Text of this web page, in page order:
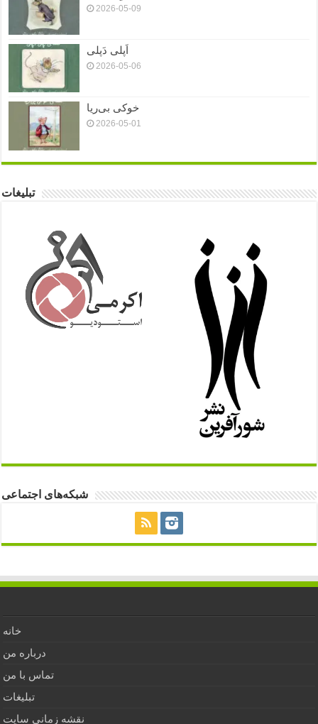
2026-05-09
اَپلی دَپلی
2026-05-06
خوکی بی‌ریا
2026-05-01
تبلیغات
شبکه‌های اجتماعی
خانه
درباره من
تماس با من
تبلیغات
نقشه زمانی سایت